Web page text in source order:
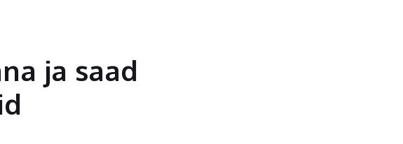
ja saad